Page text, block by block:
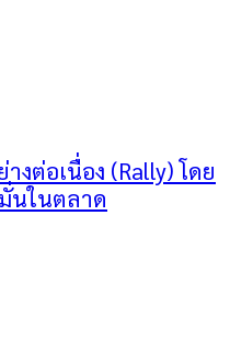
งต่อเนื่อง (Rally) โดย
นในตลาด